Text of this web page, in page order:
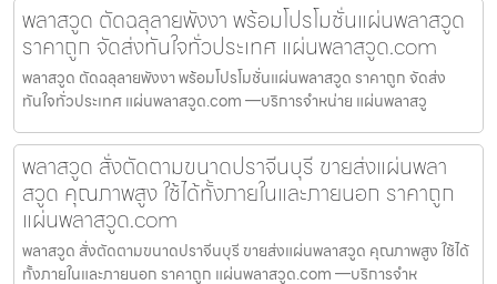
พลาสวูด ตัดฉลุลายพังงา พร้อมโปรโมชั่นแผ่นพลาสวูด
ราคาถูก จัดส่งทันใจทั่วประเทศ แผ่นพลาสวูด.com
พลาสวูด ตัดฉลุลายพังงา พร้อมโปรโมชั่นแผ่นพลาสวูด ราคาถูก จัดส่ง
ทันใจทั่วประเทศ แผ่นพลาสวูด.com —บริการจำหน่าย แผ่นพลาสวู
พลาสวูด สั่งตัดตามขนาดปราจีนบุรี ขายส่งแผ่นพลา
สวูด คุณภาพสูง ใช้ได้ทั้งภายในและภายนอก ราคาถูก
แผ่นพลาสวูด.com
พลาสวูด สั่งตัดตามขนาดปราจีนบุรี ขายส่งแผ่นพลาสวูด คุณภาพสูง ใช้ได้
ทั้งภายในและภายนอก ราคาถูก แผ่นพลาสวูด.com —บริการจำห